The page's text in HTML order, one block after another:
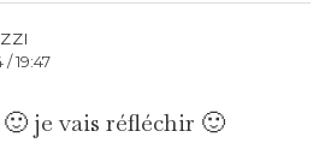
19:47
je vais réfléchir 🙂